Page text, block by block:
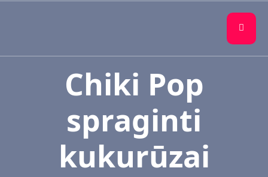
Chiki Pop
spraginti
kukurūzai